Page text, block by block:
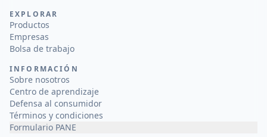
EXPLORAR
Productos
Empresas
Bolsa de trabajo
INFORMACIÓN
Sobre nosotros
Centro de aprendizaje
Defensa al consumidor
Términos y condiciones
Formulario PANE